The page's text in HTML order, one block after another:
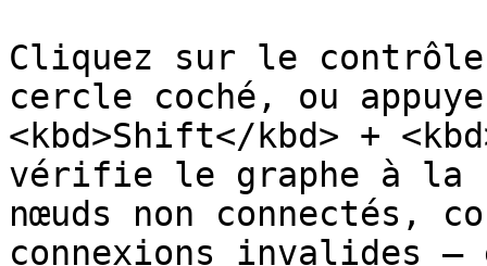
Cliquez sur le
cercle coché, ou
<kbd>Shift</kbd> +
vérifie le graphe à la
nœuds non connectés,
connexions invalides